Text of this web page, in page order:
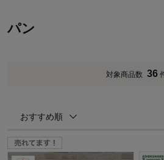
パン
対象商品数 36
おすすめ順